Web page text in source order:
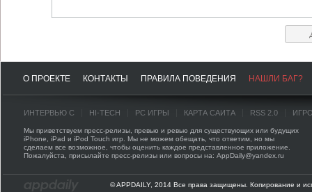
О ПРОЕКТЕ КОНТАКТЫ ПРАВИЛА ПОВЕДЕНИЯ НАШЛИ БАГ?
ИНТЕРВЬЮ С HI-TECH PC ИГРЫ КАРТА САЙТА RSS 2.0
Мы приветствуем пресс-релизы, превью и ревью для существующих или будущих
iPhone, iPad и iPod Touch игр. Мы не можем обещать, что ответим, но мы
сделаем все возможное, чтобы оценить каждое представленное приложение.
Пожалуйста, присылайте пресс-релизы или вопросы на: AppDaily@yandex.ru
© APPDAILY, 2014 Все права защищены. Копирование и